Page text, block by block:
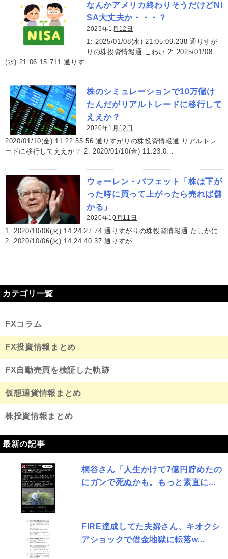
なんかアメリカ終わりそうだけどNI
SA大丈夫か・・・？
2025年1月12日
1: 2025/01/08(水) 21:05:09.238 通りすが
りの株投資情報通 こわい 2: 2025/01/08
(水) 21:06:15.711 通りす…
株のシミュレーションで10万儲け
たんだがリアルトレードに移行して
ええか？
2020年1月12日
2020/01/10(金) 11:22:55.56 通りすがりの株投資情報通 リアルトレ
ードに移行してええか？ 2: 2020/01/10(金) 11:23:0…
ウォーレン・バフェット「株は下が
った時に買って上がったら売れば儲
かる」
2020年10月11日
1: 2020/10/06(火) 14:24:27.74 通りすがりの株投資情報通 たしかに
2: 2020/10/06(火) 14:24:40.37 通りすが…
カテゴリ一覧
FXコラム
FX投資情報まとめ
FX自動売買を検証した軌跡
仮想通貨情報まとめ
株投資情報まとめ
最新の記事
桐谷さん「人生かけて7億円貯めたの
にガンで死ぬかも。もっと素直に...
FIRE達成してた夫婦さん、キオクシ
アショックで借金地獄に転落w...